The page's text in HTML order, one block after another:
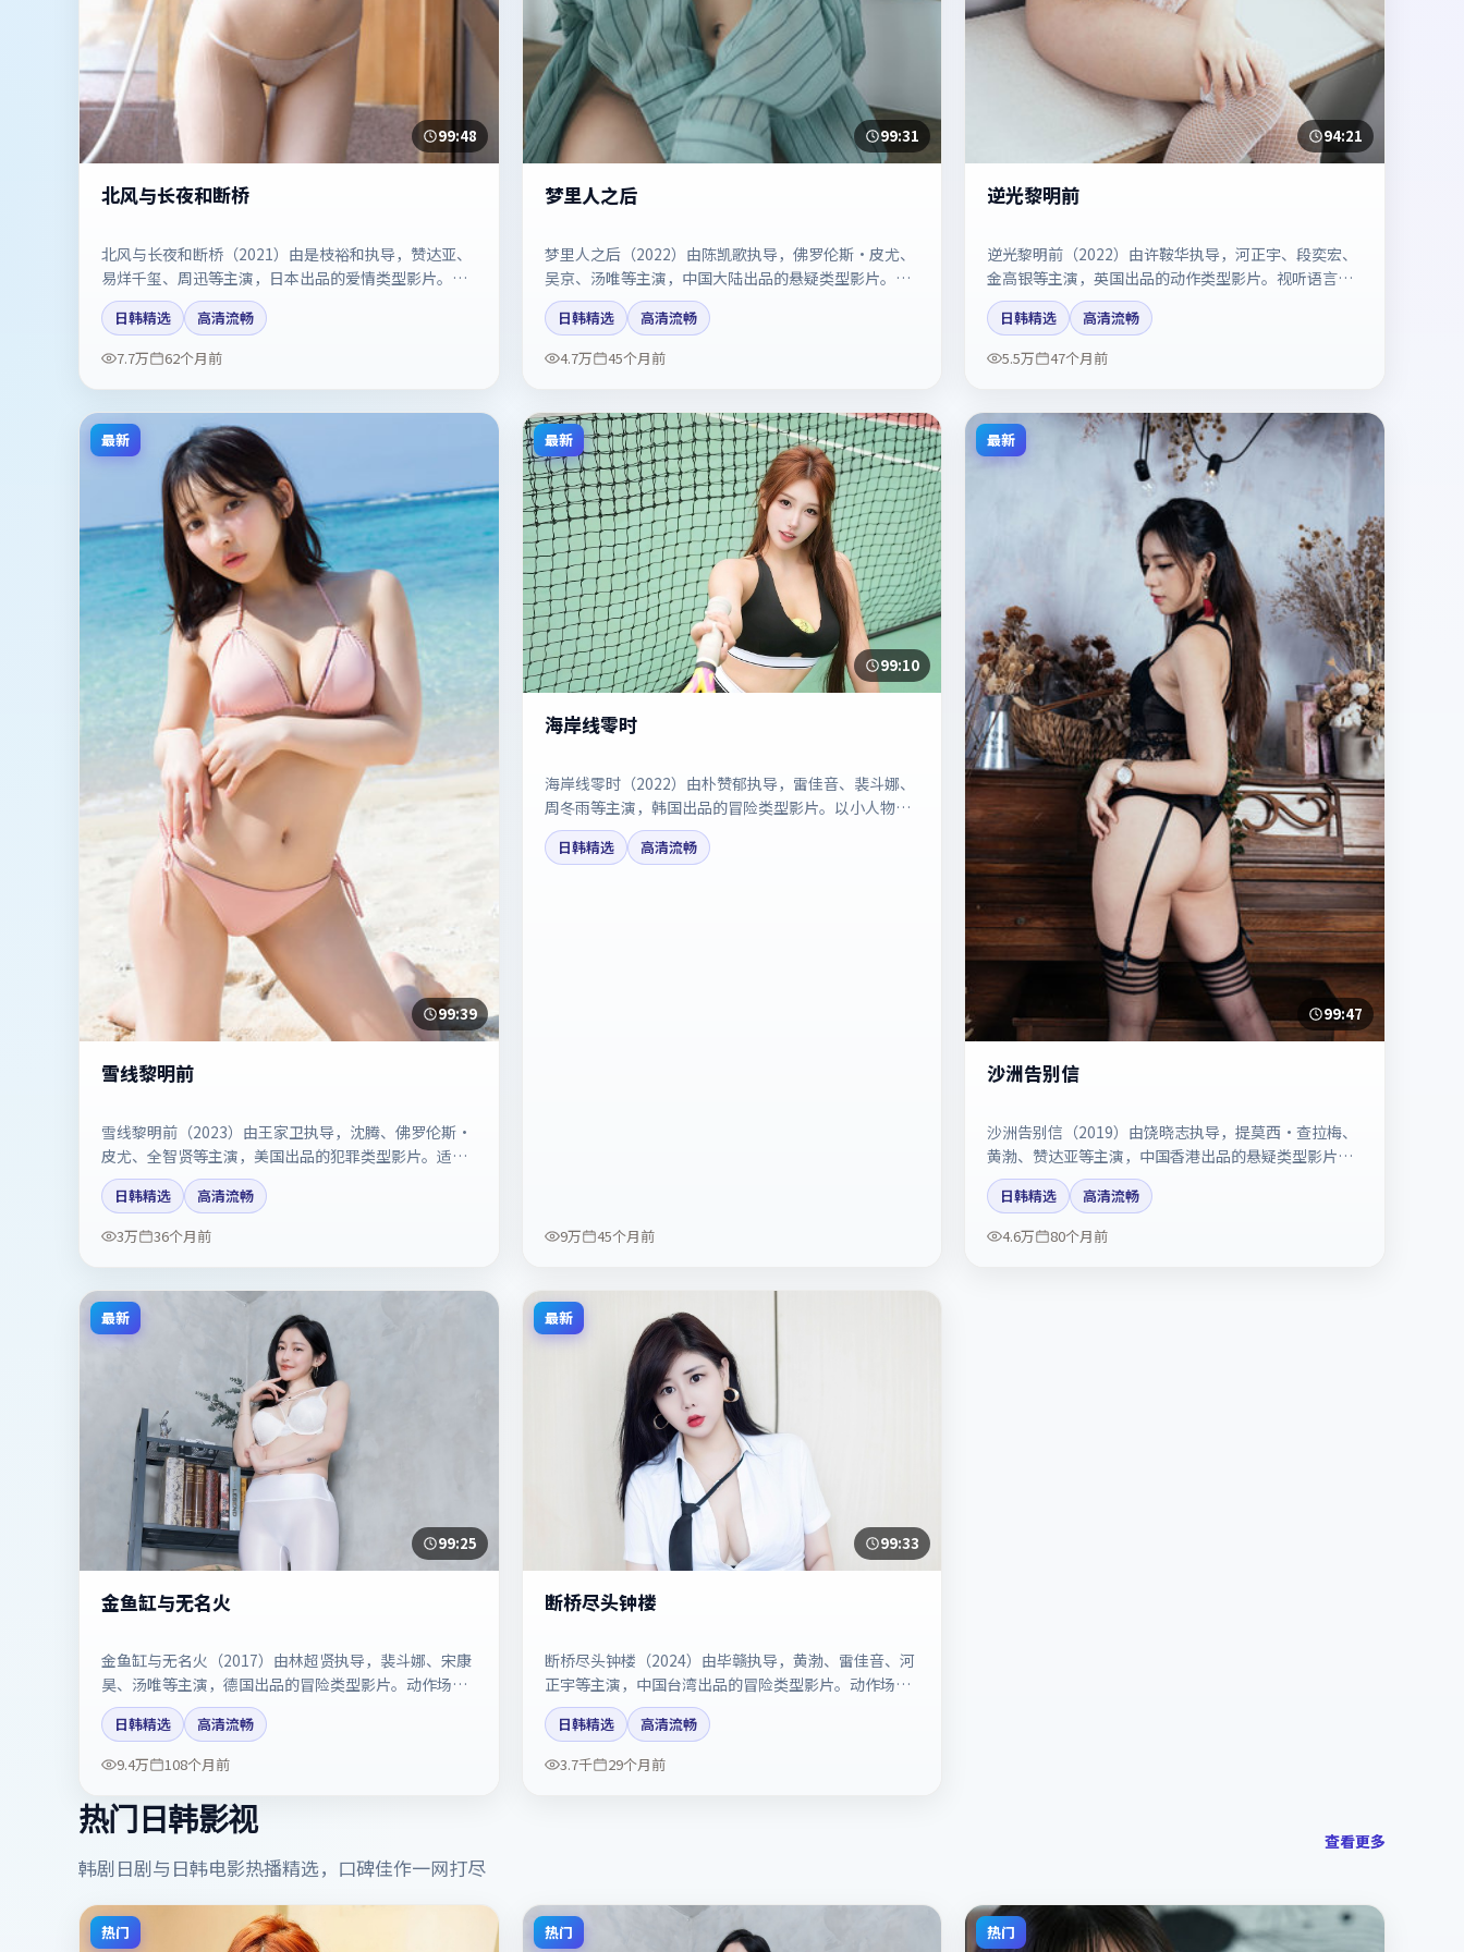
99:48
北风与长夜和断桥
北风与长夜和断桥（2021）由是枝裕和执导，赞达亚、
易烊千玺、周迅等主演，日本出品的爱情类型影片。双
线叙事把悬念保持到最后一刻。剧情简介与主创信息可
供检索参考，上映日期以片方资料为准。
日韩精选
高清流畅
7.7万
62个月前
99:31
梦里人之后
梦里人之后（2022）由陈凯歌执导，佛罗伦斯·皮尤、
吴京、汤唯等主演，中国大陆出品的悬疑类型影片。镜
头克制却充满张力，人物弧光完整。剧情简介与主创信
息可供检索参考，上映日期以片方资料为准。
日韩精选
高清流畅
4.7万
45个月前
94:21
逆光黎明前
逆光黎明前（2022）由许鞍华执导，河正宇、段奕宏、
金高银等主演，英国出品的动作类型影片。视听语言成
熟，具备院线质感。剧情简介与主创信息可供检索参
考，上映日期以片方资料为准。
日韩精选
高清流畅
5.5万
47个月前
最新
99:39
雪线黎明前
雪线黎明前（2023）由王家卫执导，沈腾、佛罗伦斯·
皮尤、全智贤等主演，美国出品的犯罪类型影片。适合
喜欢强情节与反转的观众。剧情简介与主创信息可供检
索参考，上映日期以片方资料为准。
日韩精选
高清流畅
3万
36个月前
最新
99:10
海岸线零时
海岸线零时（2022）由朴赞郁执导，雷佳音、裴斗娜、
周冬雨等主演，韩国出品的冒险类型影片。以小人物视
角折射时代切片。剧情简介与主创信息可供检索参考，
上映日期以片方资料为准。
日韩精选 高清流畅
9万 45个月前
最新
99:47
沙洲告别信
沙洲告别信（2019）由饶晓志执导，提莫西·查拉梅、
黄渤、赞达亚等主演，中国香港出品的悬疑类型影片。
配乐与剪辑强化了宿命感。剧情简介与主创信息可供检
索参考，上映日期以片方资料为准。
日韩精选
高清流畅
4.6万
80个月前
最新
99:25
金鱼缸与无名火
金鱼缸与无名火（2017）由林超贤执导，裴斗娜、宋康
昊、汤唯等主演，德国出品的冒险类型影片。动作场面
与情感戏比例拿捏得当。剧情简介与主创信息可供检索
参考，上映日期以片方资料为准。
日韩精选
高清流畅
9.4万
108个月前
最新
99:33
断桥尽头钟楼
断桥尽头钟楼（2024）由毕赣执导，黄渤、雷佳音、河
正宇等主演，中国台湾出品的冒险类型影片。动作场面
与情感戏比例拿捏得当。剧情简介与主创信息可供检索
参考，上映日期以片方资料为准。
日韩精选
高清流畅
3.7千
29个月前
热门日韩影视
韩剧日剧与日韩电影热播精选，口碑佳作一网打尽
查看更多
热门 热门 热门